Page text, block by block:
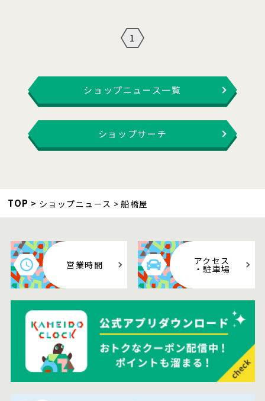
1
ショップニュース一覧
ショップサーチ
TOP ショップニュース 船橋屋
営業時間 アクセス
・駐車場